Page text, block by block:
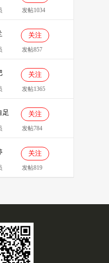
综
站：
发帖1034
关注
发帖857
关注
发帖1365
足 关注
发帖784
关注
发帖819